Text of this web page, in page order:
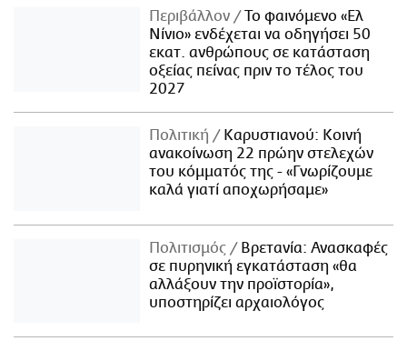
Περιβάλλον
Το φαινόμενο «Ελ
Νίνιο» ενδέχεται να οδηγήσει 50
εκατ. ανθρώπους σε κατάσταση
οξείας πείνας πριν το τέλος του
2027
Πολιτική
Καρυστιανού: Κοινή
ανακοίνωση 22 πρώην στελεχών
του κόμματός της - «Γνωρίζουμε
καλά γιατί αποχωρήσαμε»
Πολιτισμός
Βρετανία: Ανασκαφές
σε πυρηνική εγκατάσταση «θα
αλλάξουν την προϊστορία»,
υποστηρίζει αρχαιολόγος